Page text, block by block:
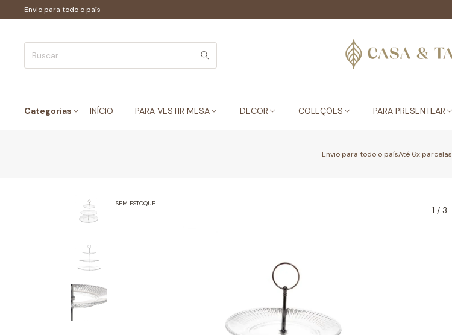
Envio para todo o país
Categorias INÍCIO PARA VESTIR MESA DECOR COLEÇÕES PARA PRESENTEAR
Envio para todo o paísAté 6x parcelas
SEM ESTOQUE
1 / 3